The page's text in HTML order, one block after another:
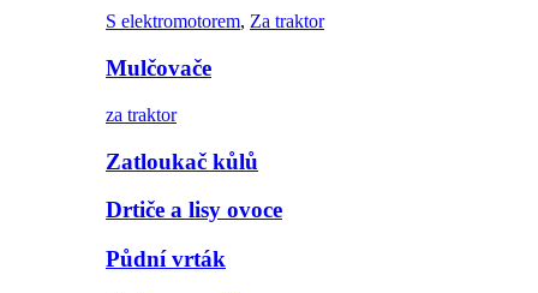
S elektromotorem, Za traktor
Mulčovače
za traktor
Zatloukač kůlů
Drtiče a lisy ovoce
Půdní vrták